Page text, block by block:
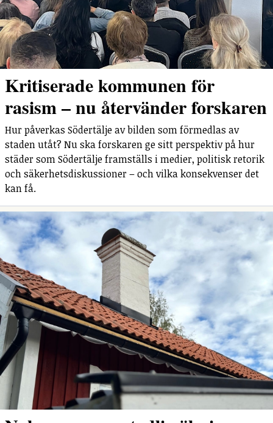
Kritiserade kommunen för
rasism – nu återvänder forskaren
Hur påverkas Södertälje av bilden som förmedlas av
staden utåt? Nu ska forskaren ge sitt perspektiv på hur
städer som Södertälje framställs i medier, politisk retorik
och säkerhetsdiskussioner – och vilka konsekvenser det
kan få.